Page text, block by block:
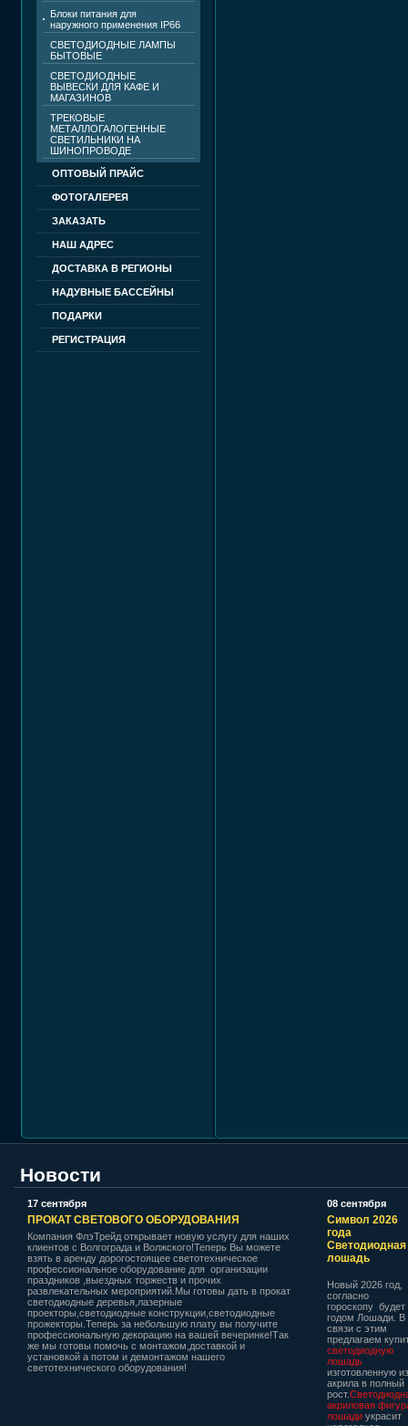
Блоки питания для
наружного применения IP66
СВЕТОДИОДНЫЕ ЛАМПЫ
БЫТОВЫЕ
СВЕТОДИОДНЫЕ
ВЫВЕСКИ ДЛЯ КАФЕ И
МАГАЗИНОВ
ТРЕКОВЫЕ
МЕТАЛЛОГАЛОГЕННЫЕ
СВЕТИЛЬНИКИ НА
ШИНОПРОВОДЕ
ОПТОВЫЙ ПРАЙС
ФОТОГАЛЕРЕЯ
ЗАКАЗАТЬ
НАШ АДРЕС
ДОСТАВКА В РЕГИОНЫ
НАДУВНЫЕ БАССЕЙНЫ
ПОДАРКИ
РЕГИСТРАЦИЯ
Новости
17 сентября
ПРОКАТ СВЕТОВОГО ОБОРУДОВАНИЯ
Компания ФлэТрейд открывает новую услугу для наших
клиентов с Волгограда и Волжского!Теперь Вы можете
взять в аренду дорогостоящее светотехническое
профессиональное оборудование для организации
праздников ,выездных торжеств и прочих
развлекательных мероприятий.Мы готовы дать в прокат
светодиодные деревья,лазерные
проекторы,светодиодные конструкции,светодиодные
прожекторы.Теперь за небольшую плату вы получите
профессиональную декорацию на вашей вечеринке!Так
же мы готовы помочь с монтажом,доставкой и
установкой а потом и демонтажом нашего
светотехнического оборудования!
08 сентября
Символ 2026
года
Светодиодная
лошадь
Новый 2026 год,
согласно
гороскопу будет
годом Лошади. В
связи с этим
предлагаем
светодиодную
лошадь
изготовленную из
акрила в полный
рост.
акриловая
лошади украсит